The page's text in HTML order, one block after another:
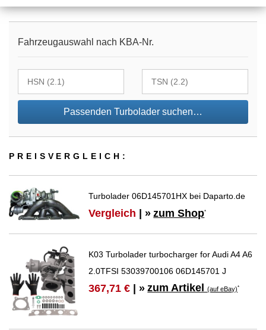
Fahrzeugauswahl nach KBA-Nr.
Passenden Turbolader suchen…
PREIS­VER­GLEICH:
Turbolader 06D145701HX bei Daparto.de
Vergleich | » zum Shop*
K03 Turbolader turbocharger for Audi A4 A6
2.0TFSI 53039700106 06D145701 J
367,71 € | » zum Artikel(auf eBay)*